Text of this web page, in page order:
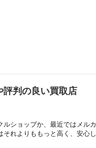
評判の良い買取店
ショップか、最近ではメルカ
それよりももっと高く、安心し